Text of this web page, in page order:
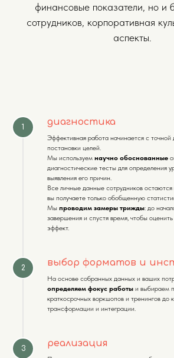
финансовые показатели, но и
сотрудников, корпоративная
аспекты.
диагностика
Эффективная работа начинается с
постановки целей.
Мы используем научно обоснованные
диагностические тесты для определения
выявления его причин.
Все личные данные сотрудников остаются
вы получаете только обобщенную
Мы проводим замеры трижды: до
завершения и спустя время, чтобы
эффект.
выбор форматов и
На основе собранных данных и ваших
определяем фокус работы и выбираем
краткосрочных воркшопов и тренингов до
трансформации и интеграции.
реализация